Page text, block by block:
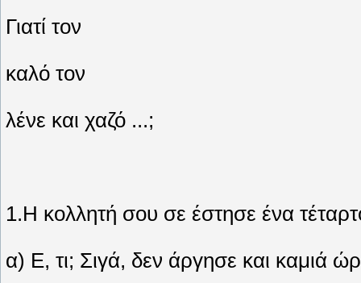
Γιατί τον
καλό τον
λένε και χαζό ...;
1.Η κολλητή σου σε έστησε ένα
α) Ε, τι; Σιγά, δεν άργησε και καμιά